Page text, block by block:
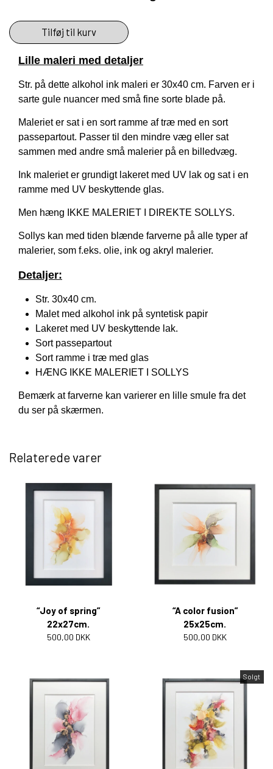
Tilføj til kurv
Lille maleri med detaljer
Str. på dette alkohol ink maleri er 30x40 cm. Farven er i
sarte gule nuancer med små fine sorte blade på.
Maleriet er sat i en sort ramme af træ med en sort
passepartout. Passer til den mindre væg eller sat
sammen med andre små malerier på en billedvæg.
Ink maleriet er grundigt lakeret med UV lak og sat i en
ramme med UV beskyttende glas.
Men hæng IKKE MALERIET I DIREKTE SOLLYS.
Sollys kan med tiden blænde farverne på alle typer af
malerier, som f.eks. olie, ink og akryl malerier.
Detaljer:
Str. 30x40 cm.
Malet med alkohol ink på syntetisk papir
Lakeret med UV beskyttende lak.
Sort passepartout
Sort ramme i træ med glas
HÆNG IKKE MALERIET I SOLLYS
Bemærk at farverne kan varierer en lille smule fra det
du ser på skærmen.
Relaterede varer
“Joy of spring”
22x27cm.
500,00 DKK
“A color fusion”
25x25cm.
500,00 DKK
Solgt